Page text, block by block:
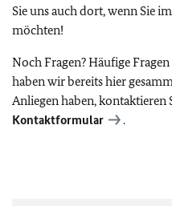
Sie uns auch dort, wenn Sie
möchten!
Noch Fragen? Häufige
haben wir bereitshier
Anliegen haben, kontaktieren
Kontaktformular
.